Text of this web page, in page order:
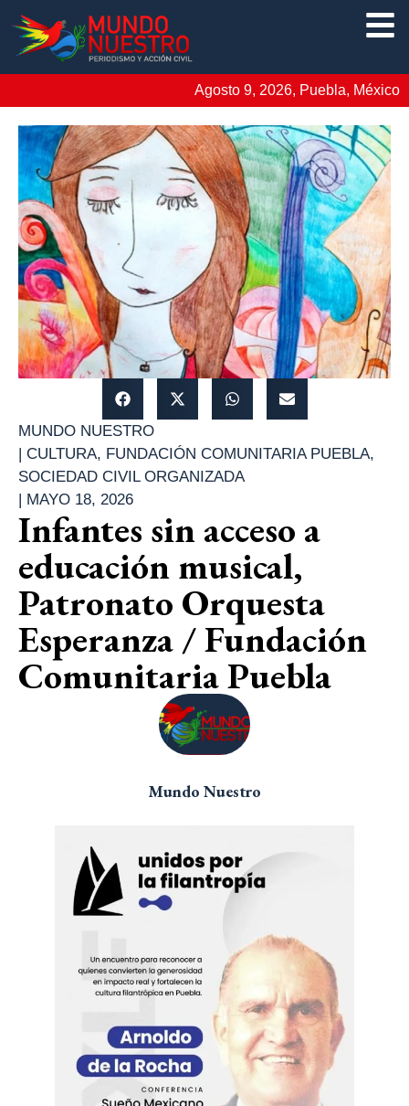
Agosto 9, 2026, Puebla, México
MUNDO NUESTRO
| CULTURA, FUNDACIÓN COMUNITARIA PUEBLA,
SOCIEDAD CIVIL ORGANIZADA
| MAYO 18, 2026
Infantes sin acceso a
educación musical,
Patronato Orquesta
Esperanza / Fundación
Comunitaria Puebla
Mundo Nuestro